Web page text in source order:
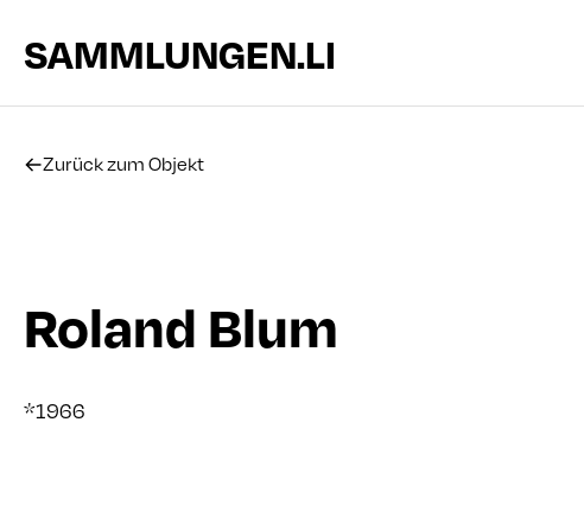
SAMMLUNGEN.LI
Zurück zum Objekt
Roland Blum
*1966